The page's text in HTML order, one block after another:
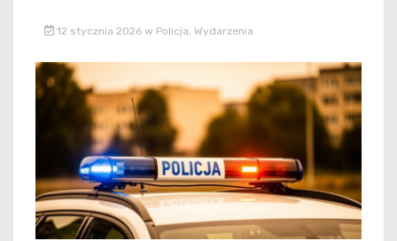
12 stycznia 2026 w Policja Wydarzenia